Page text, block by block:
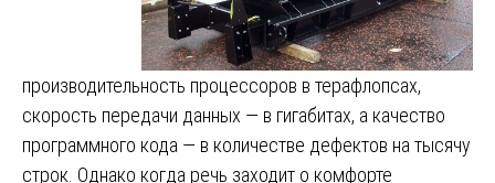
производительность процессоров в терафлопсах,
скорость передачи данных — в гигабитах, а качество
программного кода — в количестве дефектов на тысячу
строк. Однако когда речь заходит о комфорте